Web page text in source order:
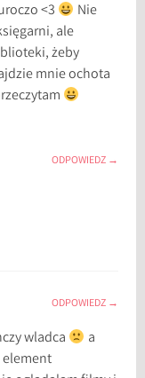
<3
Nie
ale
żeby
mnie ochota
ODPOWIEDZ
ODPOWIEDZ
wladca
a
element